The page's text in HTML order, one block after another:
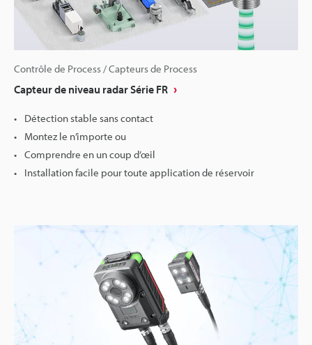
Contrôle de Process / Capteurs de Process
Capteur de niveau radar Série FR
Détection stable sans contact
Montez le n’importe ou
Comprendre en un coup d’œil
Installation facile pour toute application de réservoir